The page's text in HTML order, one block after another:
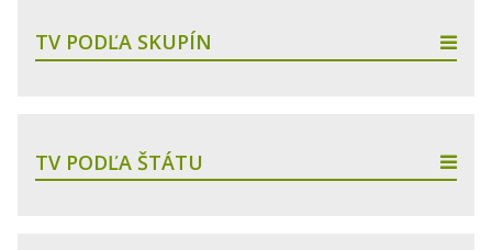
TV PODĽA SKUPÍN
TV PODĽA ŠTÁTU